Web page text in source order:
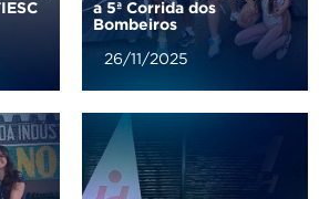
a 5ª Corrida dos
Bombeiros
26/11/2025